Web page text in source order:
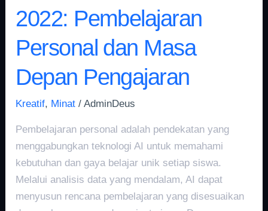
2022: Pembelajaran
Personal dan Masa
Depan Pengajaran
Kreatif, Minat /AdminDeus
Pembelajaran personal adalah pendekatan yang
menggabungkan teknologi AI untuk memahami
kebutuhan dan gaya belajar unik setiap siswa.
Melalui analisis data yang mendalam, AI dapat
menyusun rencana pembelajaran yang disesuaikan